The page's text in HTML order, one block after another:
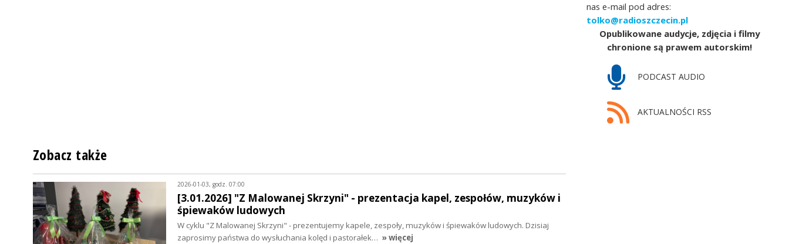
nas e-mail pod adres:
tolko@radioszczecin.pl
Opublikowane audycje, zdjęcia i filmy
chronione są prawem autorskim!
PODCAST AUDIO
AKTUALNOŚCI RSS
Zobacz także
2026-01-03, godz. 07:00
[3.01.2026] "Z Malowanej Skrzyni" - prezentacja kapel, zespołów, muzyków i
śpiewaków ludowych
W cyklu "Z Malowanej Skrzyni" - prezentujemy kapele, zespoły, muzyków i śpiewaków ludowych. Dzisiaj
zaprosimy państwa do wysłuchania kolęd i pastorałek… » więcej